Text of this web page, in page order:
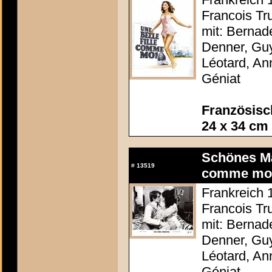
Francois
mit:
Denner,
Léotard,
Géniat
24 x 34 cm
# 13519
Schönes
comme
Frankreich
Francois
mit:
Denner,
Léotard,